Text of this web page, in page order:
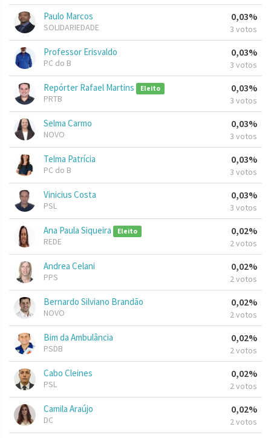
Paulo Marcos
SOLIDARIEDADE
0,03%
3 votos
Professor Erisvaldo
PC do B
0,03%
3 votos
Repórter Rafael Martins Eleito
PRTB
0,03%
3 votos
Selma Carmo
NOVO
0,03%
3 votos
Telma Patrícia
PC do B
0,03%
3 votos
Vinicius Costa
PSL
0,03%
3 votos
Ana Paula Siqueira Eleito
REDE
0,02%
2 votos
Andrea Celani
PPS
0,02%
2 votos
Bernardo Silviano Brandão
NOVO
0,02%
2 votos
Bim da Ambulância
PSDB
0,02%
2 votos
Cabo Cleines
PSL
0,02%
2 votos
Camila Araújo
DC
0,02%
2 votos